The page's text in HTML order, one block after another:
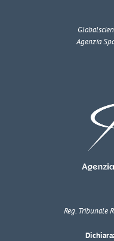
Agenzia
Reg. Tribunale